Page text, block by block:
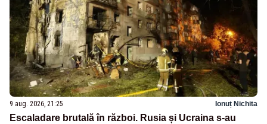
9 aug. 2026, 21:25 Ionuț Nichita
Escaladare brutală în război. Rusia și Ucraina s-au